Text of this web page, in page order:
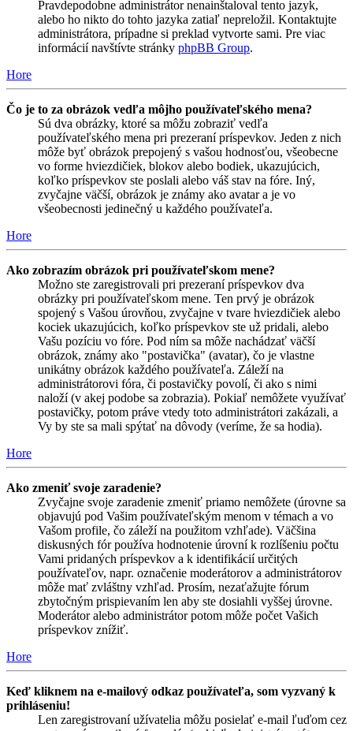
Pravdepodobne administrátor nenainštaloval tento jazyk,
alebo ho nikto do tohto jazyka zatiaľ nepreložil. Kontaktujte
administrátora, prípadne si preklad vytvorte sami. Pre viac
informácií navštívte stránky phpBB Group.
Hore
Čo je to za obrázok vedľa môjho používateľského mena?
Sú dva obrázky, ktoré sa môžu zobraziť vedľa
používateľského mena pri prezeraní príspevkov. Jeden z nich
môže byť obrázok prepojený s vašou hodnosťou, všeobecne
vo forme hviezdičiek, blokov alebo bodiek, ukazujúcich,
koľko príspevkov ste poslali alebo váš stav na fóre. Iný,
zvyčajne väčší, obrázok je známy ako avatar a je vo
všeobecnosti jedinečný u každého používateľa.
Hore
Ako zobrazím obrázok pri používateľskom mene?
Možno ste zaregistrovali pri prezeraní príspevkov dva
obrázky pri používateľskom mene. Ten prvý je obrázok
spojený s Vašou úrovňou, zvyčajne v tvare hviezdičiek alebo
kociek ukazujúcich, koľko príspevkov ste už pridali, alebo
Vašu pozíciu vo fóre. Pod ním sa môže nachádzať väčší
obrázok, známy ako "postavička" (avatar), čo je vlastne
unikátny obrázok každého používateľa. Záleží na
administrátorovi fóra, či postavičky povolí, či ako s nimi
naloží (v akej podobe sa zobrazia). Pokiaľ nemôžete využívať
postavičky, potom práve vtedy toto administrátori zakázali, a
Vy by ste sa mali spýtať na dôvody (veríme, že sa hodia).
Hore
Ako zmeniť svoje zaradenie?
Zvyčajne svoje zaradenie zmeniť priamo nemôžete (úrovne sa
objavujú pod Vašim používateľským menom v témach a vo
Vašom profile, čo záleží na použitom vzhľade). Väčšina
diskusných fór používa hodnotenie úrovní k rozlíšeniu počtu
Vami pridaných príspevkov a k identifikácií určitých
používateľov, napr. označenie moderátorov a administrátorov
môže mať zvláštny vzhľad. Prosím, nezaťažujte fórum
zbytočným prispievaním len aby ste dosiahli vyššej úrovne.
Moderátor alebo administrátor potom môže počet Vašich
príspevkov znížiť.
Hore
Keď kliknem na e-mailový odkaz používateľa, som vyzvaný k
prihláseniu!
Len zaregistrovaní užívatelia môžu posielať e-mail ľuďom cez